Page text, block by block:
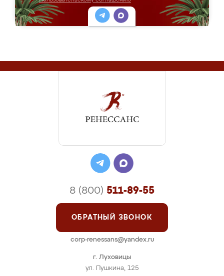
г. Луховицы
ул. Пушкина, 125
8 (800) 511-89-55
ОБРАТНЫЙ ЗВОНОК
corp-renessans@yandex.ru